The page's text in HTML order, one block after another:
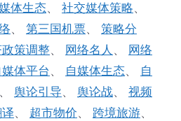
体生态、 社交媒体策略、
、 第三国机票、 策略分
策调整、 网络名人 、 网络
媒体平台 、 自媒体生态、 自
、 舆论引导、 舆论战、 视频
、 超市物价、 跨境旅游、